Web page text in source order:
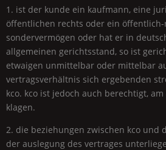
1. ist der kunde ein kaufmann, eine
öffentlichen rechts oder ein
sondervermögen oder hat er in
allgemeinen gerichtsstand, so ist
etwaigen unmittelbar oder mittelbar
vertragsverhältnis sich ergebenden
kco. kco ist jedoch auch berechtigt,
klagen.
2. die beziehungen zwischen kco und
der auslegung des vertrages